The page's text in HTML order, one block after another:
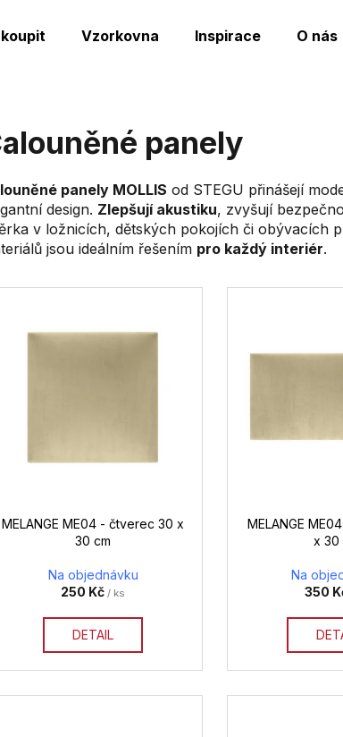
koupit Vzorkovna Inspirace O nás
panely
panely MOLLIS od STEGU přinášejí
design. Zlepšují akustiku, zvyšují
v ložnicích, dětských pokojích či obývacích
jsou ideálním řešením pro každý interiér.
MELANGE ME04 - čtverec 30 x
30 cm
Na objednávku
250 Kč / ks
DETAIL
MELANGE
x 30
Na
350
Doporučujeme